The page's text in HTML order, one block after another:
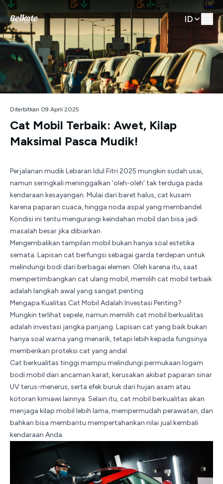
ID
Diterbitkan 09 April 2025
Cat Mobil Terbaik: Awet, Kilap
Maksimal Pasca Mudik!
Perjalanan mudik Lebaran Idul Fitri 2025 mungkin sudah usai,
namun seringkali meninggalkan 'oleh-oleh' tak terduga pada
kendaraan kesayangan. Mulai dari baret halus, cat kusam
karena paparan cuaca, hingga noda aspal yang membandel.
Kondisi ini tentu mengurangi keindahan mobil dan bisa jadi
masalah besar jika dibiarkan.
Mengembalikan tampilan mobil bukan hanya soal estetika
semata. Lapisan cat berfungsi sebagai garda terdepan untuk
melindungi bodi dari berbagai elemen. Oleh karena itu, saat
mempertimbangkan cat ulang mobil, memilih cat mobil terbaik
adalah langkah awal yang sangat penting.
Mengapa Kualitas Cat Mobil Adalah Investasi Penting?
Mungkin terlihat sepele, namun memilih cat mobil berkualitas
adalah investasi jangka panjang. Lapisan cat yang baik bukan
hanya soal warna yang menarik, tetapi lebih kepada fungsinya
memberikan proteksi cat yang andal.
Cat berkualitas tinggi mampu melindungi permukaan logam
bodi mobil dari ancaman karat, kerusakan akibat paparan sinar
UV terus-menerus, serta efek buruk dari hujan asam atau
kotoran kimiawi lainnya. Selain itu, cat mobil berkualitas akan
menjaga kilap mobil lebih lama, mempermudah perawatan, dan
bahkan bisa membantu mempertahankan nilai jual kembali
kendaraan Anda.